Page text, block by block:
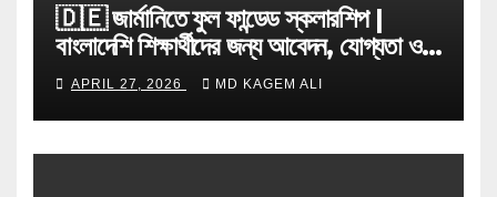
🇩🇪 জার্মানিতে ফুল ফান্ডেড স্কলারশিপ |
বাংলাদেশি শিক্ষার্থীদের জন্য আবেদন, যোগ্যতা ও
টিপস
APRIL 27, 2026 MD KAGEM ALI